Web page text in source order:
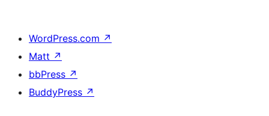
WordPress.com ↗
Matt ↗
bbPress ↗
BuddyPress ↗